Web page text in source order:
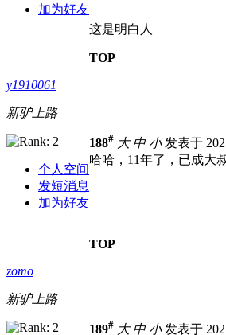
加为好友
这是明白人
TOP
y1910061
新驴上路
个人空间
发短消息
加为好友
188# 大 中 小发表于
哈哈，11年了，已成大
TOP
zomo
新驴上路
189# 大 中 小发表于